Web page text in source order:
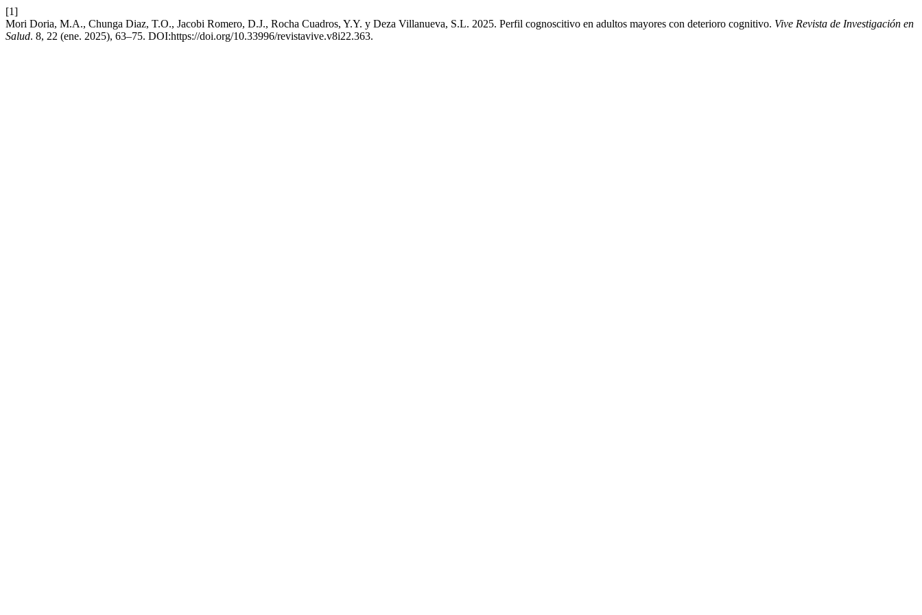
[1]
Mori Doria, M.A., Chunga Diaz, T.O., Jacobi Romero, D.J., Rocha Cuadros, Y.Y. y Deza Villanueva, S.L. 2025. Perfil cognoscitivo en adultos mayores con deterioro cognitivo. Vive Revista de Investigación en
Salud. 8, 22 (ene. 2025), 63–75. DOI:https://doi.org/10.33996/revistavive.v8i22.363.